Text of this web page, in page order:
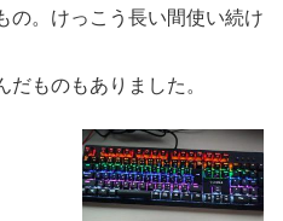
の。けっこう長い間使い続け
ものもありました。